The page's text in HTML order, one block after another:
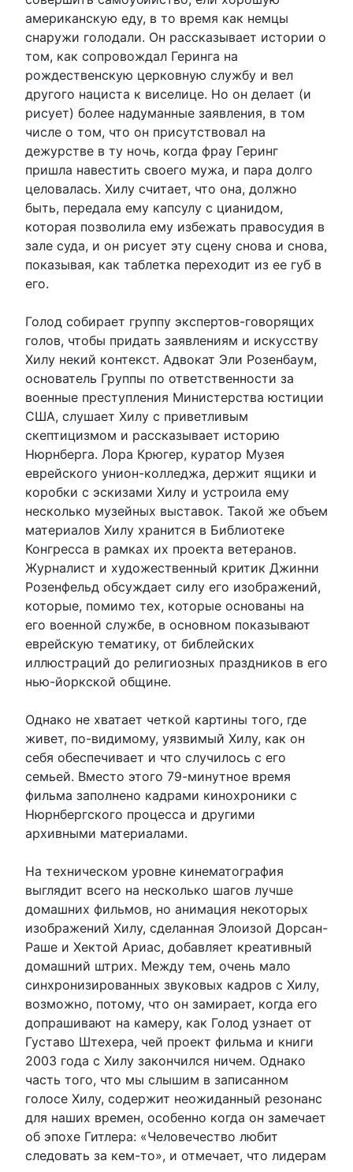
американскую еду, в то время как немцы
снаружи голодали. Он рассказывает истории о
том, как сопровождал Геринга на
рождественскую церковную службу и вел
другого нациста к виселице. Но он делает (и
рисует) более надуманные заявления, в том
числе о том, что он присутствовал на
дежурстве в ту ночь, когда фрау Геринг
пришла навестить своего мужа, и пара долго
целовалась. Хилу считает, что она, должно
быть, передала ему капсулу с цианидом,
которая позволила ему избежать правосудия в
зале суда, и он рисует эту сцену снова и снова,
показывая, как таблетка переходит из ее губ в
его.
Голод собирает группу экспертов-говорящих
голов, чтобы придать заявлениям и искусству
Хилу некий контекст. Адвокат Эли Розенбаум,
основатель Группы по ответственности за
военные преступления Министерства юстиции
США, слушает Хилу с приветливым
скептицизмом и рассказывает историю
Нюрнберга. Лора Крюгер, куратор Музея
еврейского унион-колледжа, держит ящики и
коробки с эскизами Хилу и устроила ему
несколько музейных выставок. Такой же объем
материалов Хилу хранится в Библиотеке
Конгресса в рамках их проекта ветеранов.
Журналист и художественный критик Джинни
Розенфельд обсуждает силу его изображений,
которые, помимо тех, которые основаны на
его военной службе, в основном показывают
еврейскую тематику, от библейских
иллюстраций до религиозных праздников в его
нью-йоркской общине.
Однако не хватает четкой картины того, где
живет, по-видимому, уязвимый Хилу, как он
себя обеспечивает и что случилось с его
семьей. Вместо этого 79-минутное время
фильма заполнено кадрами кинохроники с
Нюрнбергского процесса и другими
архивными материалами.
На техническом уровне кинематография
выглядит всего на несколько шагов лучше
домашних фильмов, но анимация некоторых
изображений Хилу, сделанная Элоизой Дорсан-
Раше и Хектой Ариас, добавляет креативный
домашний штрих. Между тем, очень мало
синхронизированных звуковых кадров с Хилу,
возможно, потому, что он замирает, когда его
допрашивают на камеру, как Голод узнает от
Густаво Штехера, чей проект фильма и книги
2003 года с Хилу закончился ничем. Однако
часть того, что мы слышим в записанном
голосе Хилу, содержит неожиданный резонанс
для наших времен, особенно когда он замечает
об эпохе Гитлера: «Человечество любит
следовать за кем-то», и отмечает, что лидерам